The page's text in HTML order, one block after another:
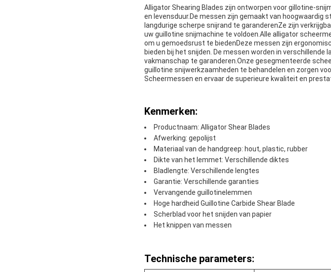
Alligator Shearing Blades zijn ontworpen voor gillotine-
en levensduur.De messen zijn gemaakt van hoogwaardig
langdurige scherpe snijrand te garanderenZe zijn
uw guillotine snijmachine te voldoen.Alle alligator
om u gemoedsrust te biedenDeze messen zijn
bieden bij het snijden. De messen worden in
vakmanschap te garanderen.Onze gesegmenteerde
guillotine snijwerkzaamheden te behandelen en zorgen
Scheermessen en ervaar de superieure kwaliteit en
Kenmerken:
Productnaam: Alligator Shear Blades
Afwerking: gepolijst
Materiaal van de handgreep: hout, plastic, rubber
Dikte van het lemmet: Verschillende diktes
Bladlengte: Verschillende lengtes
Garantie: Verschillende garanties
Vervangende guillotinelemmen
Hoge hardheid Guillotine Carbide Shear Blade
Scherblad voor het snijden van papier
Het knippen van messen
Technische parameters: